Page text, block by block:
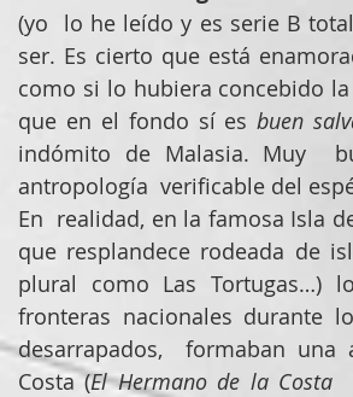
(yo  lo he leído y es serie B
ser. Es cierto que está
como si lo hubiera concebido
que en el fondo sí es buen
indómito de Malasia. Muy
antropología  verificable del
En  realidad, en la famosa Isla
que resplandece rodeada de
plural como Las Tortugas…)
fronteras nacionales durante
desarrapados,  formaban
Costa (El Hermano de la Costa